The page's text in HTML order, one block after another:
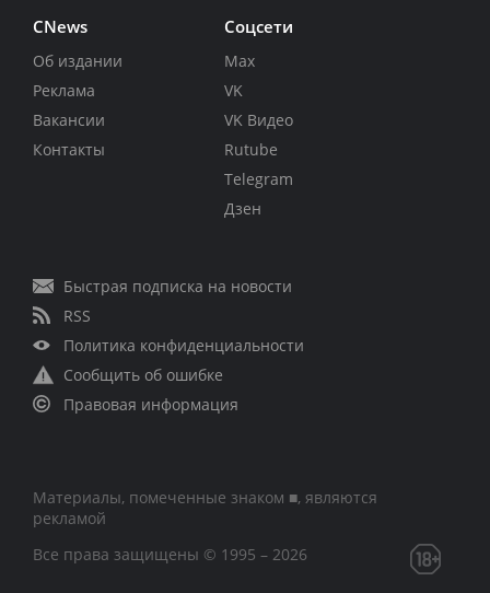
CNews
Об издании
Реклама
Вакансии
Контакты
Соцсети
Max
VK
VK Видео
Rutube
Telegram
Дзен
Быстрая подписка на новости
RSS
Политика конфиденциальности
Сообщить об ошибке
Правовая информация
Материалы, помеченные знаком ■, являются
рекламой
Все права защищены © 1995 – 2026